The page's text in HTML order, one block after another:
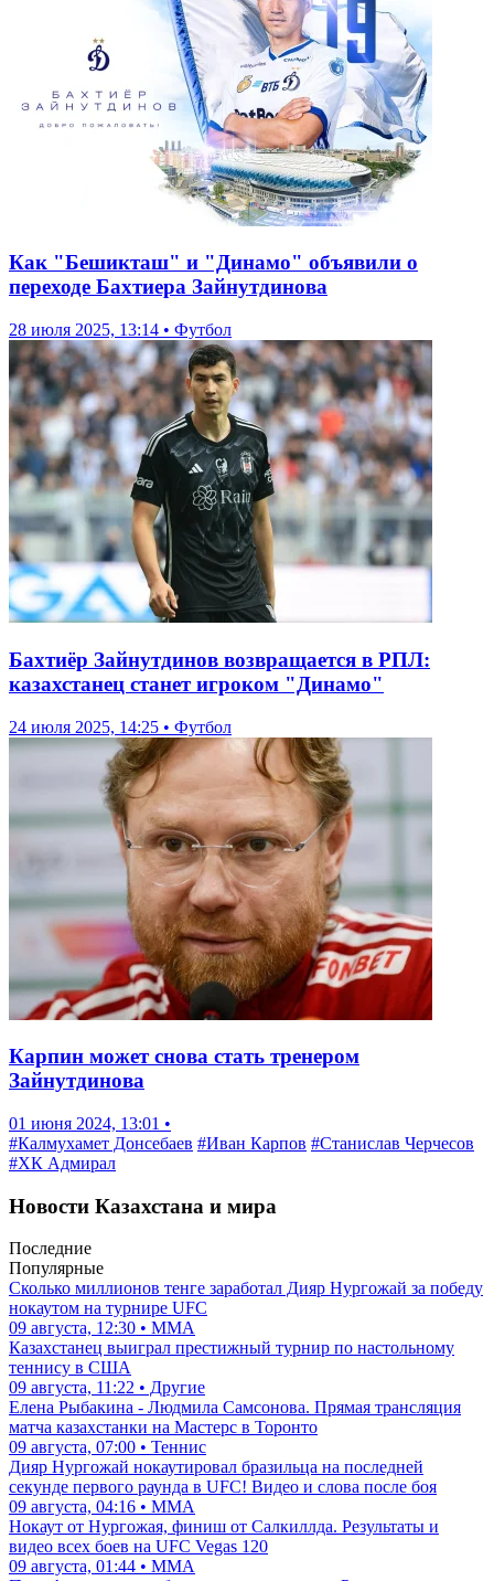
Как "Бешикташ" и "Динамо" объявили о
переходе Бахтиера Зайнутдинова
28 июля 2025, 13:14 • Футбол
Бахтиёр Зайнутдинов возвращается в РПЛ:
казахстанец станет игроком "Динамо"
24 июля 2025, 14:25 • Футбол
Карпин может снова стать тренером
Зайнутдинова
01 июня 2024, 13:01 •
#Калмухамет Донсебаев #Иван Карпов #Станислав Черчесов
#ХК Адмирал
Новости Казахстана и мира
Последние
Популярные
Сколько миллионов тенге заработал Дияр Нургожай за победу
нокаутом на турнире UFC
09 августа, 12:30 • ММА
Казахстанец выиграл престижный турнир по настольному
теннису в США
09 августа, 11:22 • Другие
Елена Рыбакина - Людмила Самсонова. Прямая трансляция
матча казахстанки на Мастерс в Торонто
09 августа, 07:00 • Теннис
Дияр Нургожай нокаутировал бразильца на последней
секунде первого раунда в UFC! Видео и слова после боя
09 августа, 04:16 • ММА
Нокаут от Нургожая, финиш от Салкиллда. Результаты и
видео всех боев на UFC Vegas 120
09 августа, 01:44 • ММА